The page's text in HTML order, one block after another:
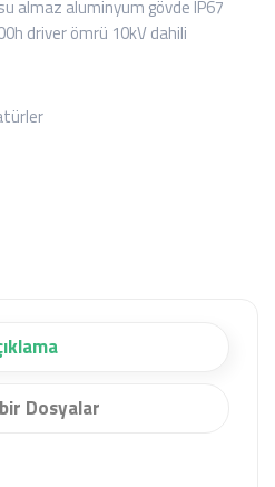
almaz aluminyum gövde IP67
driver ömrü 10kV dahili
Dosyalar